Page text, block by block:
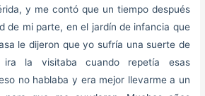
y me contó que un tiempo después
de mi parte, en el jardín de infancia que
le dijeron que yo sufría una suerte de
la visitaba cuando repetía esas
no hablaba y era mejor llevarme a un